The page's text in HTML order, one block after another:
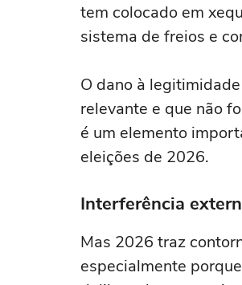
tem colocado em
sistema de freios e
O dano à
relevante e que não
é um elemento
eleições de 2026.
Interferência
Mas 2026 traz
especialmente